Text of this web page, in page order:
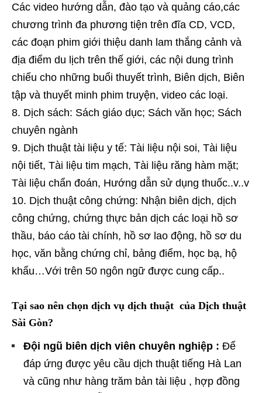
Các video hướng dẫn, đào tạo và quảng cáo,các
chương trình đa phương tiện trên đĩa CD, VCD,
các đoạn phim giới thiệu danh lam thắng cảnh và
địa điểm du lịch trên thế giới, các nội dung trình
chiếu cho những buổi thuyết trình, Biên dịch, Biên
tập và thuyết minh phim truyện, video các loại.
Dịch sách: Sách giáo dục; Sách văn học; Sách
chuyên ngành
Dịch thuật tài liệu y tế: Tài liệu nội soi, Tài liệu
nội tiết, Tài liệu tim mạch, Tài liệu răng hàm mặt;
Tài liệu chẩn đoán, Hướng dẫn sử dụng thuốc..v..v
Dịch thuật công chứng: Nhận biên dịch, dịch
công chứng, chứng thực bản dịch các loại hồ sơ
thầu, báo cáo tài chính, hồ sơ lao động, hồ sơ du
học, văn bằng chứng chỉ, bảng điểm, học bạ, hộ
khẩu…Với trên 50 ngôn ngữ được cung cấp..
Tại sao nên chọn dịch vụ dịch thuật của Dịch thuật
Sài Gòn?
Đội ngũ biên dịch viên chuyên nghiệp : Để
đáp ứng được yêu cầu dịch thuật tiếng Hà Lan
và cũng như hàng trăm bản tài liệu , hợp đồng